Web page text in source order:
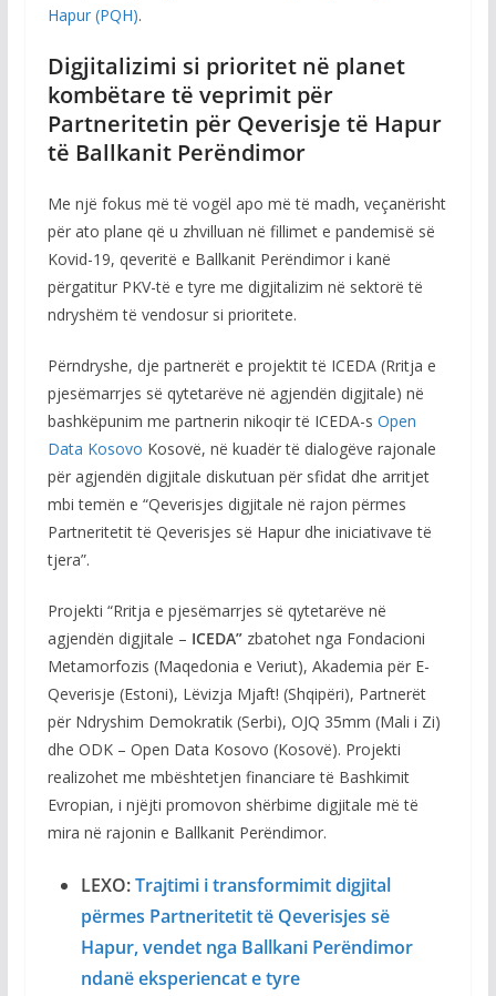
Hapur (PQH).
Digjitalizimi si prioritet në planet
kombëtare të veprimit për
Partneritetin për Qeverisje të Hapur
të Ballkanit Perëndimor
Me një fokus më të vogël apo më të madh, veçanërisht
për ato plane që u zhvilluan në fillimet e pandemisë së
Kovid-19, qeveritë e Ballkanit Perëndimor i kanë
përgatitur PKV-të e tyre me digjitalizim në sektorë të
ndryshëm të vendosur si prioritete.
Përndryshe, dje partnerët e projektit të ICEDA (Rritja e
pjesëmarrjes së qytetarëve në agjendën digjitale) në
bashkëpunim me partnerin nikoqir të ICEDA-s Open
Data Kosovo Kosovë, në kuadër të dialogëve rajonale
për agjendën digjitale diskutuan për sfidat dhe arritjet
mbi temën e “Qeverisjes digjitale në rajon përmes
Partneritetit të Qeverisjes së Hapur dhe iniciativave të
tjera”.
Projekti “Rritja e pjesëmarrjes së qytetarëve në
agjendën digjitale – ICEDA”zbatohet nga Fondacioni
Metamorfozis (Maqedonia e Veriut), Akademia për E-
Qeverisje (Estoni), Lëvizja Mjaft! (Shqipëri), Partnerët
për Ndryshim Demokratik (Serbi), OJQ 35mm (Mali i Zi)
dhe ODK – Open Data Kosovo (Kosovë). Projekti
realizohet me mbështetjen financiare të Bashkimit
Evropian, i njëjti promovon shërbime digjitale më të
mira në rajonin e Ballkanit Perëndimor.
LEXO:Trajtimi i transformimit digjital
përmes Partneritetit të Qeverisjes së
Hapur, vendet nga Ballkani Perëndimor
ndanë eksperiencat e tyre